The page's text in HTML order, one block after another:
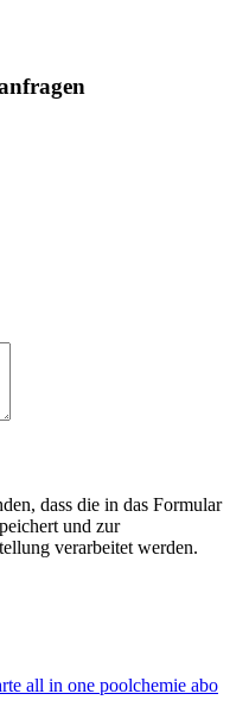
dass die in das Formular
und zur
verarbeitet werden.